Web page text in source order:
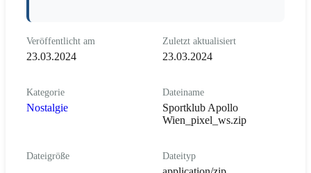
Veröffentlicht am
23.03.2024
Zuletzt aktualisiert
23.03.2024
Kategorie
Nostalgie
Dateiname
Sportklub Apollo
Wien_pixel_ws.zip
Dateigröße Dateityp